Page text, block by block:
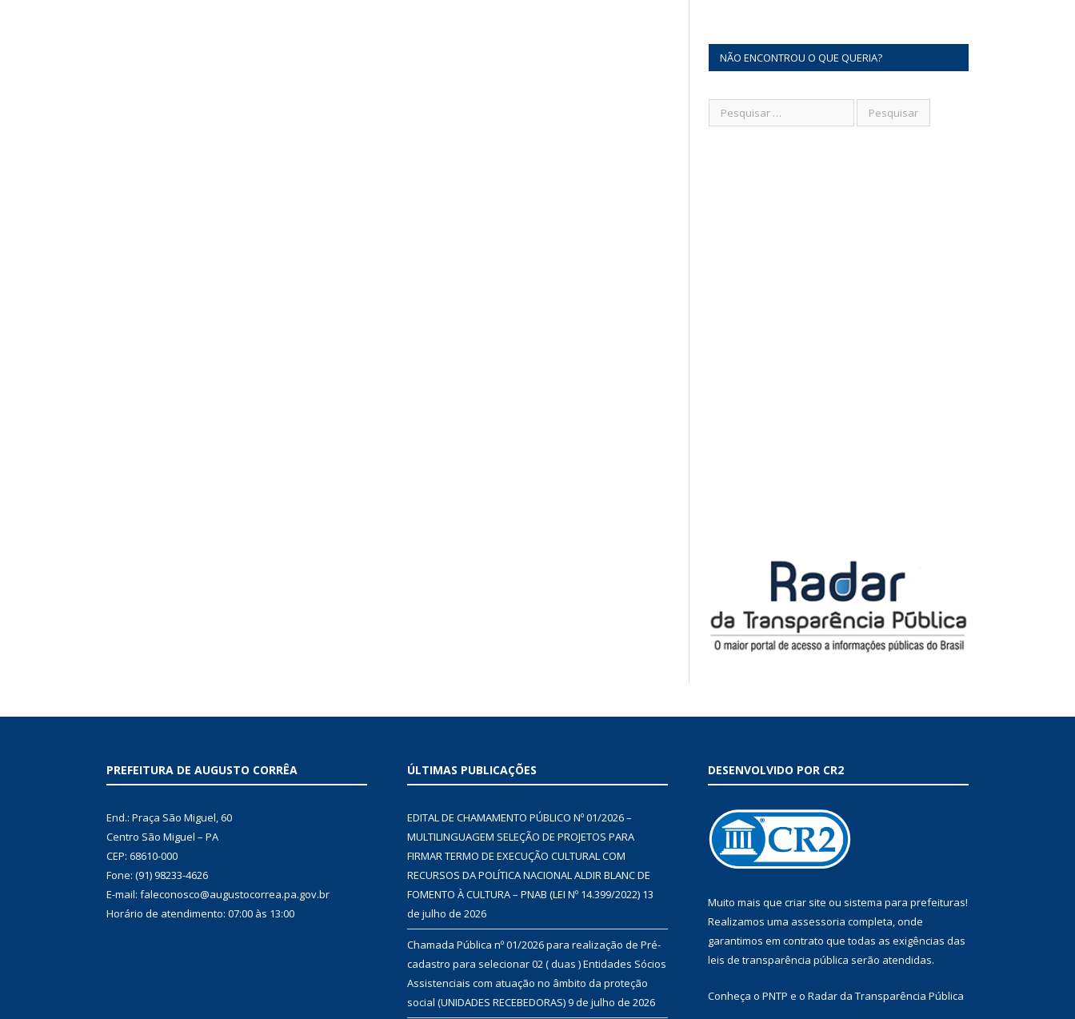
NÃO ENCONTROU O QUE QUERIA?
PREFEITURA DE AUGUSTO CORRÊA
End.: Praça São Miguel, 60
Centro São Miguel – PA
CEP: 68610-000
Fone: (91) 98233-4626
E-mail: faleconosco@augustocorrea.pa.gov.br
Horário de atendimento: 07:00 às 13:00
ÚLTIMAS PUBLICAÇÕES
EDITAL DE CHAMAMENTO PÚBLICO Nº 01/2026 –
MULTILINGUAGEM SELEÇÃO DE PROJETOS PARA
FIRMAR TERMO DE EXECUÇÃO CULTURAL COM
RECURSOS DA POLÍTICA NACIONAL ALDIR BLANC DE
FOMENTO À CULTURA – PNAB (LEI Nº 14.399/2022) 13
de julho de 2026
Chamada Pública nº 01/2026 para realização de Pré-
cadastro para selecionar 02 ( duas ) Entidades Sócios
Assistenciais com atuação no âmbito da proteção
social (UNIDADES RECEBEDORAS)9 de julho de 2026
DESENVOLVIDO POR CR2
Muito mais que criar site ou sistema para prefeituras!
Realizamos uma assessoria completa, onde
garantimos em contrato que todas as exigências das
leis de transparência pública serão atendidas.
Conheça o PNTP e o Radar da Transparência Pública